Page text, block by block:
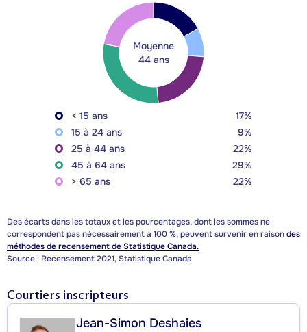
Moyenne
44 ans
< 15 ans
17%
15 à 24 ans
9%
25 à 44 ans
22%
45 à 64 ans
29%
> 65 ans
22%
Des écarts dans les totaux et les pourcentages, dont les sommes ne
correspondent pas nécessairement à 100 %, peuvent survenir en raisondes
méthodes de recensement de Statistique Canada.
Source : Recensement 2021, Statistique Canada
Courtiers inscripteurs
Jean-Simon Deshaies